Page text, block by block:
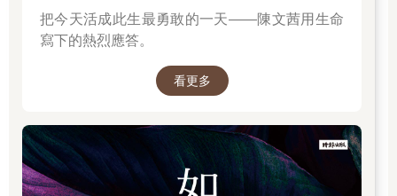
「嗯。」我說，即使我最討厭的事就是踏出這個門，到外面那個
我不熟悉的世界，但爸爸生日，無法當個正常女兒的我，唯一能
做的，也只有在他們生日的時候努力正常。
在家裡睡？」媽媽試探性地進階詢問。「我還有案子要趕。」終
究，我還是說了這一句。
「沒關係，能吃頓飯我就很開心了。」媽媽失望的語氣從電話裡
把今天活成此生最勇敢的一天——陳文茜用生命
寫下的熱烈應答。
看更多